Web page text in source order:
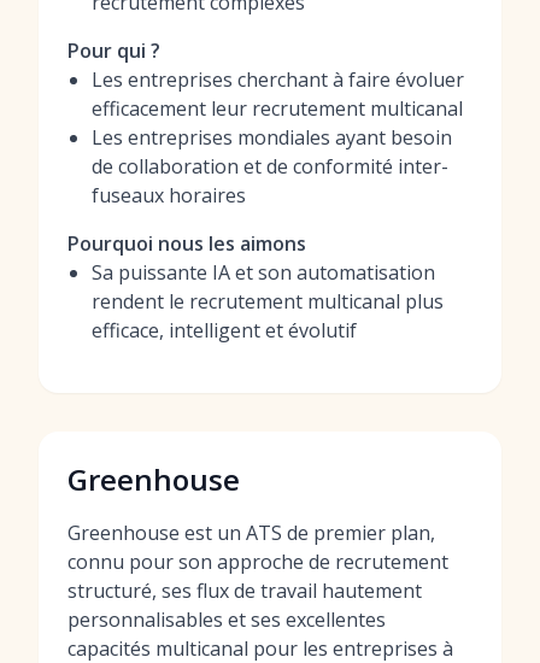
Pour qui ?
Les entreprises cherchant à faire évoluer
efficacement leur recrutement multicanal
Les entreprises mondiales ayant besoin
de collaboration et de conformité inter-
fuseaux horaires
Pourquoi nous les aimons
Sa puissante IA et son automatisation
rendent le recrutement multicanal plus
efficace, intelligent et évolutif
Greenhouse
Greenhouse est un ATS de premier plan,
connu pour son approche de recrutement
structuré, ses flux de travail hautement
personnalisables et ses excellentes
capacités multicanal pour les entreprises à